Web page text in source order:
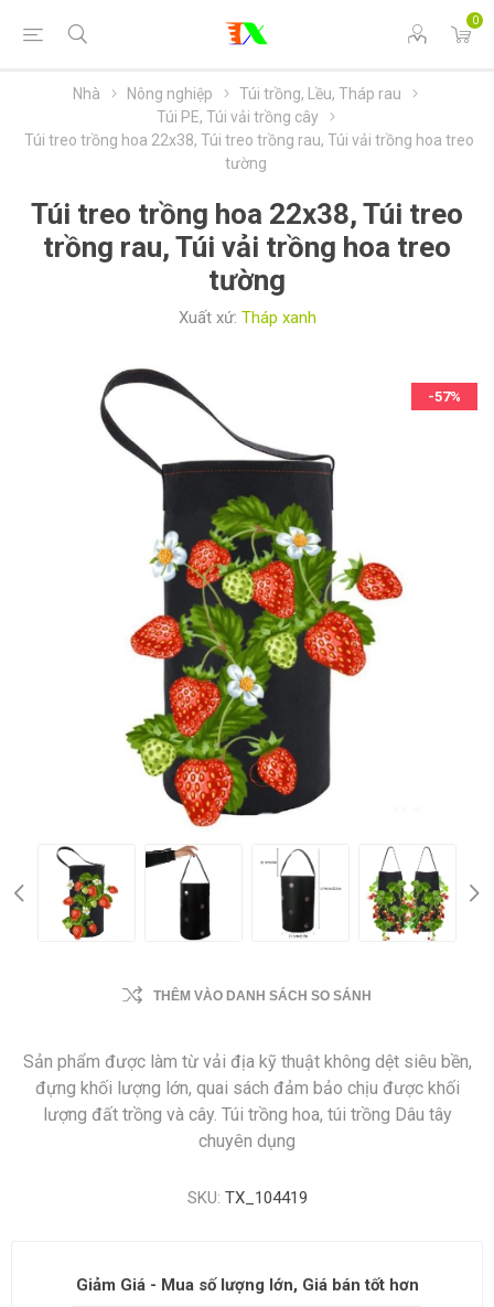
0
Nhà Nông nghiệp
Túi trồng, Lều, Tháp rau
Túi PE, Túi vải trồng cây
Túi treo trồng hoa 22x38, Túi treo trồng rau, Túi vải trồng hoa treo
tường
Túi treo trồng hoa 22x38, Túi treo
trồng rau, Túi vải trồng hoa treo
tường
Xuất xứ: Tháp xanh
-57%
THÊM VÀO DANH SÁCH SO SÁNH
Sản phẩm được làm từ vải địa kỹ thuật không dệt siêu bền,
đựng khối lượng lớn, quai sách đảm bảo chịu được khối
lượng đất trồng và cây. Túi trồng hoa, túi trồng Dâu tây
chuyên dụng
SKU: TX_104419
Giảm Giá - Mua số lượng lớn, Giá bán tốt hơn